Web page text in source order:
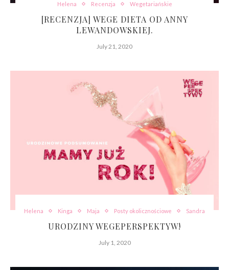
Helena Recenzja Wegetariańskie
[RECENZJA] WEGE DIETA OD ANNY
LEWANDOWSKIEJ.
July 21, 2020
Helena Kinga Maja Posty okolicznościowe Sandra
URODZINY WEGEPERSPEKTYW!
July 1, 2020